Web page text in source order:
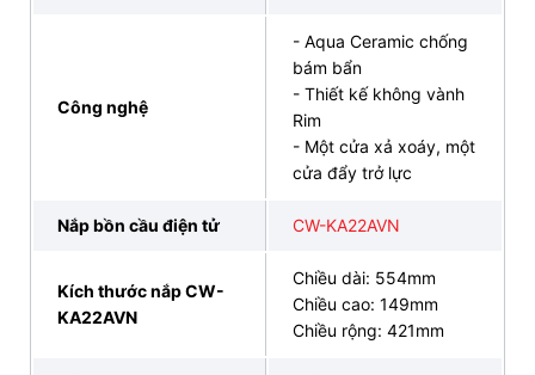
Bản vẽ bàn cầu thông minh INAX AC-952+CW-
Công nghệ
- Aqua Ceramic chống
bám bẩn
- Thiết kế không vành
Rim
- Một cửa xả xoáy, một
cửa đẩy trở lực
Nắp bồn cầu điện tử CW-KA22AVN
Kích thước nắp CW-
KA22AVN
Chiều dài: 554mm
Chiều cao: 149mm
Chiều rộng: 421mm